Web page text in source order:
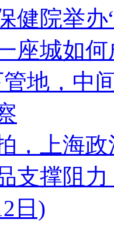
健院举
座城如
地，中
，上海
支撑阻
日)